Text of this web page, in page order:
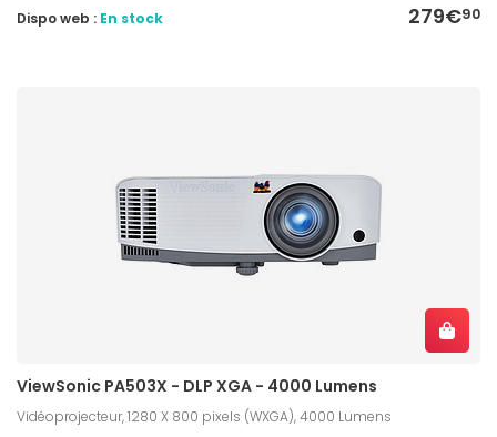
279€90
Dispo web : En stock
ViewSonic PA503X - DLP XGA - 4000 Lumens
Vidéoprojecteur, 1280 X 800 pixels (WXGA), 4000 Lumens